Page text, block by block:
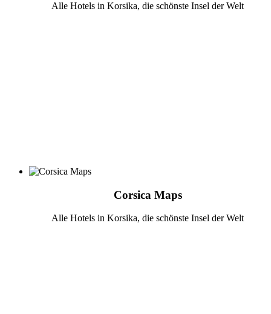
Alle Hotels in Korsika, die schönste Insel der Welt
Corsica Maps
Alle Hotels in Korsika, die schönste Insel der Welt